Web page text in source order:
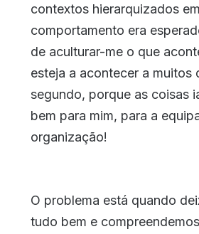
contextos hierarquizados
comportamento era
de aculturar-me o que
esteja a acontecer a muitos
segundo, porque as coisas
bem para mim, para a
organização!
O problema está quando
tudo bem e